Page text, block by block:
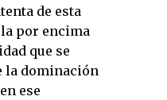
de esta
por encima
que se
la dominación
ese